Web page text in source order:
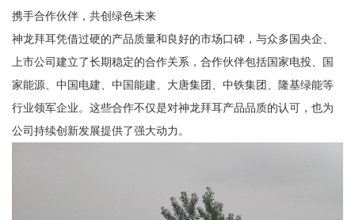
携手合作伙伴，共创绿色未来
神龙拜耳凭借过硬的产品质量和良好的市场口碑，与众多国央企、
上市公司建立了长期稳定的合作关系，合作伙伴包括国家电投、国
家能源、中国电建、中国能建、大唐集团、中铁集团、隆基绿能等
行业领军企业。这些合作不仅是对神龙拜耳产品品质的认可，也为
公司持续创新发展提供了强大动力。